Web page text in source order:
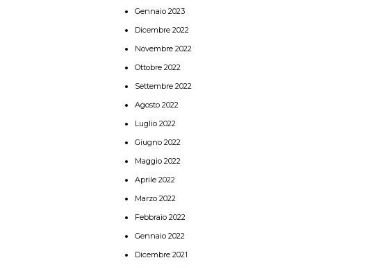
Gennaio 2023
Dicembre 2022
Novembre 2022
Ottobre 2022
Settembre 2022
Agosto 2022
Luglio 2022
Giugno 2022
Maggio 2022
Aprile 2022
Marzo 2022
Febbraio 2022
Gennaio 2022
Dicembre 2021